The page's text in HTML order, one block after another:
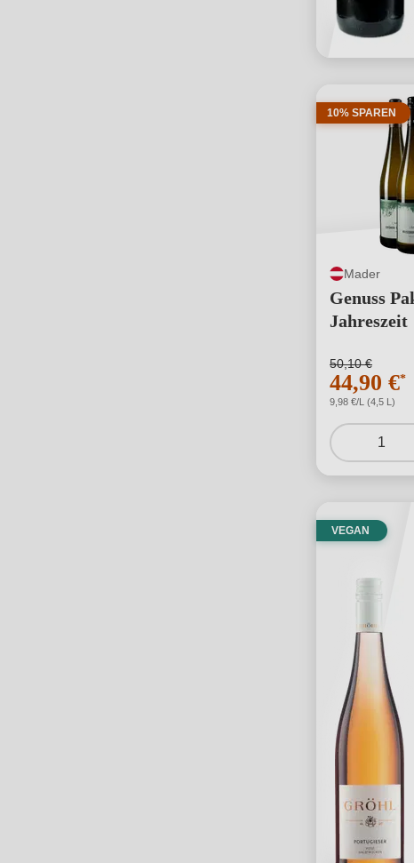
10% SPAREN
Mader
Genuss
Jahreszeit
50,10 €
44,90 €*
9,98 €/L (4,5 L)
1
VEGAN